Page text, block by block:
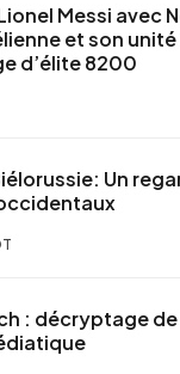
Messi avec
et son unité
d’élite 8200
Un
: décryptage